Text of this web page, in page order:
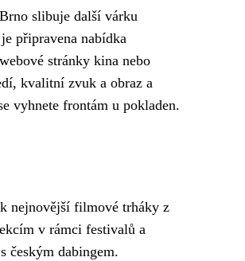
slibuje další várku
připravena nabídka
stránky kina nebo
kvalitní zvuk a obraz a
vyhnete frontám u pokladen.
nejnovější filmové trháky z
v rámci festivalů a
českým dabingem.